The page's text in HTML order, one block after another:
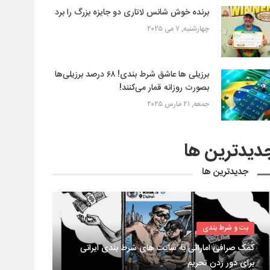
برنده خوش شانس لاتاری دو جایزه بزرگ را برد
چهارشنبه, ۷ می ۲۰۲۵
برزیلی ها عاشق شرط بندی! ۶۸ درصد برزیلی‌ها
بصورت روزانه قمار می‌کنند!
جمعه, ۲۱ مارس ۲۰۲۵
ها
جدیدترین ها
بت و شرط بندی
کمک صرافی اماراتی به سایت های شرط بندی ایرانی
برای دور زدن تحریم